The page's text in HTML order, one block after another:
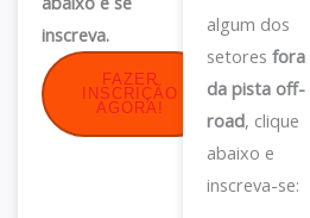
inscreva.
FAZER
INSCRIÇÃO
AGORA!
algum dos
setoresfora
da pista off-
road, clique
abaixo e
inscreva-se: